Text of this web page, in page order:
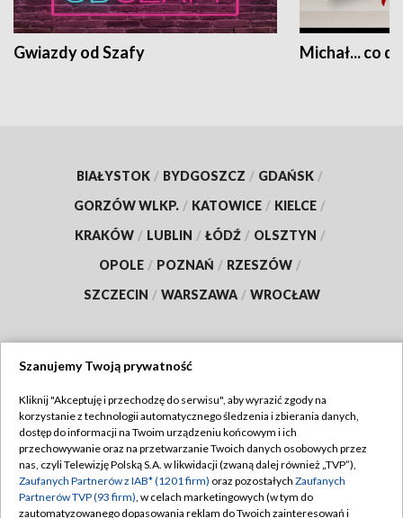
Gwiazdy od Szafy Michał... co
BIAŁYSTOK / BYDGOSZCZ / GDAŃSK /
GORZÓW WLKP. / KATOWICE / KIELCE /
KRAKÓW / LUBLIN / ŁÓDŹ / OLSZTYN /
OPOLE / POZNAŃ / RZESZÓW /
SZCZECIN / WARSZAWA / WROCŁAW
TVP
Abonament TVP
Emisja w TVP
Centrum informacji TVP
Regulamin TVP
Polityka prywatności
Moje zgody
Szanujemy Twoją prywatność
Kliknij "Akceptuję i przechodzę do serwisu", aby wyrazić zgody na
korzystanie z technologii automatycznego śledzenia i zbierania danych,
dostęp do informacji na Twoim urządzeniu końcowym i ich
przechowywanie oraz na przetwarzanie Twoich danych osobowych przez
nas, czyli Telewizję Polską S.A. w likwidacji (zwaną dalej również „TVP”),
Zaufanych Partnerów z IAB* (1201 firm) oraz pozostałych Zaufanych
Partnerów TVP (93 firm), w celach marketingowych (w tym do
zautomatyzowanego dopasowania reklam do Twoich zainteresowań i